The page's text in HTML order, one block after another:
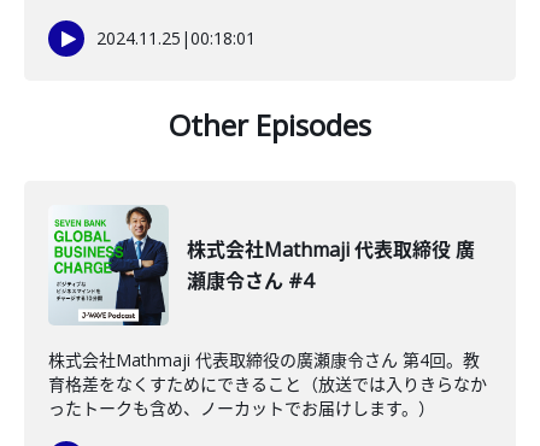
2024.11.25 |00:18:01
Other Episodes
株式会社Mathmaji 代表取締役 廣
瀬康令さん #4
株式会社Mathmaji 代表取締役の廣瀬康令さん 第4回。教
育格差をなくすためにできること（放送では入りきらなか
ったトークも含め、ノーカットでお届けします。）